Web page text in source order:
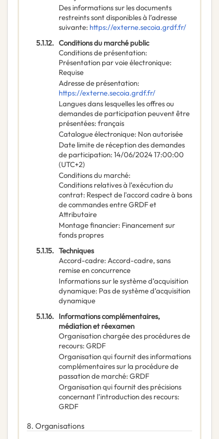
Des informations sur les documents
restreints sont disponibles à l’adresse
suivante: https://externe.secoia.grdf.fr/
5.1.12. Conditions du marché public
Conditions de présentation:
Présentation par voie électronique:
Requise
Adresse de présentation:
https://externe.secoia.grdf.fr/
Langues dans lesquelles les offres ou
demandes de participation peuvent être
présentées: français
Catalogue électronique: Non autorisée
Date limite de réception des demandes
de participation: 14/06/202417:00:00
(UTC+2)
Conditions du marché:
Conditions relatives à l’exécution du
contrat: Respect de l'accord cadre à bons
de commandes entre GRDF et
Attributaire
Montage financier: Financement sur
fonds propres
5.1.15. Techniques
Accord-cadre: Accord-cadre, sans
remise en concurrence
Informations sur le système d’acquisition
dynamique: Pas de système d’acquisition
dynamique
5.1.16. Informations complémentaires,
médiation et réexamen
Organisation chargée des procédures de
recours: GRDF
Organisation qui fournit des informations
complémentaires sur la procédure de
passation de marché: GRDF
Organisation qui fournit des précisions
concernant l’introduction des recours:
GRDF
8. Organisations